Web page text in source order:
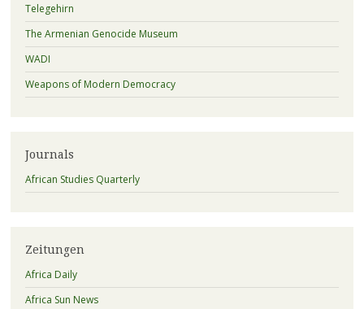
Telegehirn
The Armenian Genocide Museum
WADI
Weapons of Modern Democracy
Journals
African Studies Quarterly
Zeitungen
Africa Daily
Africa Sun News